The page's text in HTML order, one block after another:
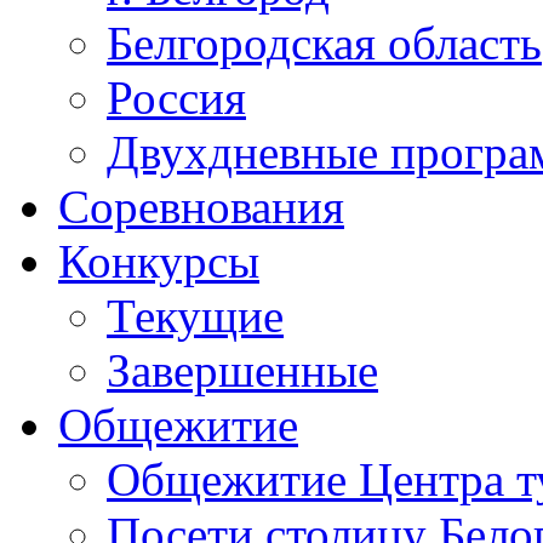
Белгородская область
Россия
Двухдневные
Соревнования
Конкурсы
Текущие
Завершенные
Общежитие
Общежитие Центра